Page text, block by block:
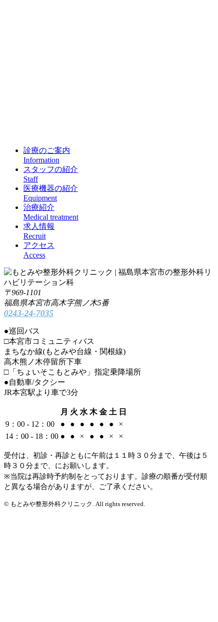
診療のご案内
Information
スタッフの紹介
Staff
医療機器の紹介
Equipment
治療紹介
Medical treatment
求人情報
Recruit
アクセス
Access
〒969-1101
福島県本宮市高木字熊ノ木5番
0243-24-7035
●巡回バス
□本宮市コミュニティバス
まちなか線(もとみや台線・関根線)
高木熊ノ木停留所下車
□「ちょいそこもとみや」指定乗降場所
●自動車/タクシー
JR本宮駅より車で3分
月 火 水 木 金 土 日
9：00 - 12：00
● ● ● ● ● ●
×
14：00 - 18：00 ● ● × ● ● × ×
受付は、初診・再診ともに午前は１１時３０分まで、午後は５
時３０分まで、にお願いします。
※当院は再診時予約制をとっております。診療の順番が受付順
と異なる場合がありますが、ご了承ください。
© もとみや整形外科クリニック. All rights reserved.